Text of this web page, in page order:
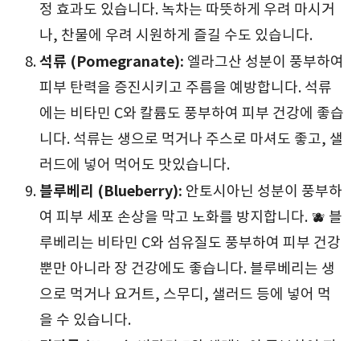
정 효과도 있습니다. 녹차는 따뜻하게 우려 마시거
나, 찬물에 우려 시원하게 즐길 수도 있습니다.
석류 (Pomegranate): 엘라그산 성분이 풍부하여
피부 탄력을 증진시키고 주름을 예방합니다. 석류
에는 비타민 C와 칼륨도 풍부하여 피부 건강에 좋습
니다. 석류는 생으로 먹거나 주스로 마셔도 좋고, 샐
러드에 넣어 먹어도 맛있습니다.
블루베리 (Blueberry): 안토시아닌 성분이 풍부하
여 피부 세포 손상을 막고 노화를 방지합니다. 🫐 블
루베리는 비타민 C와 섬유질도 풍부하여 피부 건강
뿐만 아니라 장 건강에도 좋습니다. 블루베리는 생
으로 먹거나 요거트, 스무디, 샐러드 등에 넣어 먹
을 수 있습니다.